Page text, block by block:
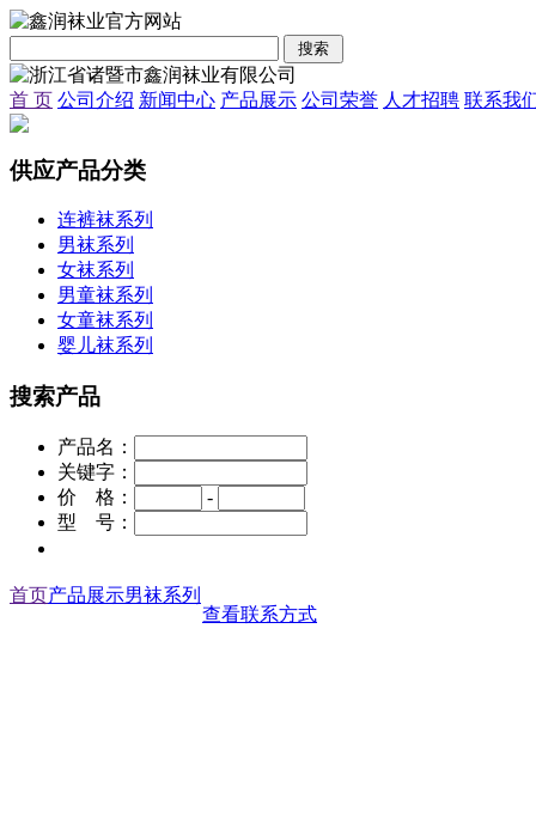
首 页 公司介绍 新闻中心 产品展示 公司荣誉 人才招聘 联系我
供应产品分类
连裤袜系列
男袜系列
女袜系列
男童袜系列
女童袜系列
婴儿袜系列
搜索产品
产品名：
关键字：
价 格：
-
型 号：
首页产品展示男袜系列
查看联系方式